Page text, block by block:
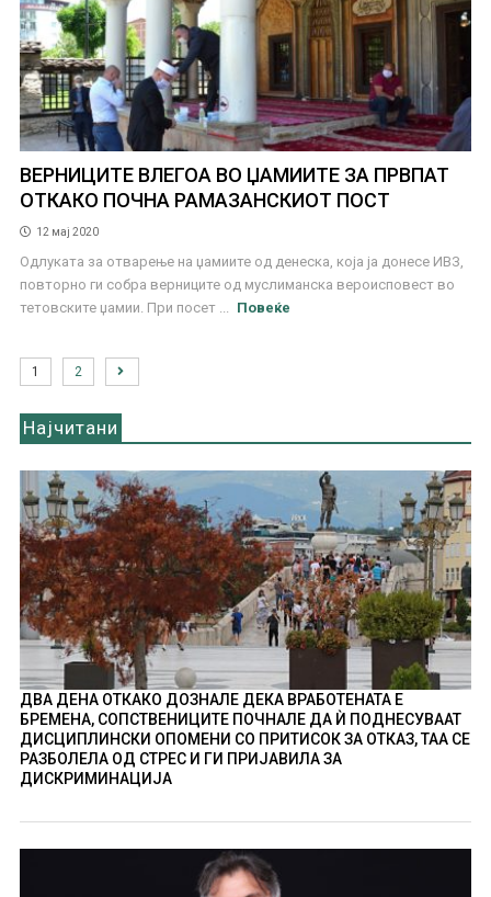
ВЕРНИЦИТЕ ВЛЕГОА ВО ЏАМИИТЕ ЗА ПРВПАТ
ОТКАКО ПОЧНА РАМАЗАНСКИОТ ПОСТ
12 мај 2020
Одлуката за отварење на џамиите од денеска, која ја донесе ИВЗ,
повторно ги собра верниците од муслиманска вероисповест во
тетовските џамии. При посет ...
Повеќе
1 2
Најчитани
ДВА ДЕНА ОТКАКО ДОЗНАЛЕ ДЕКА ВРАБОТЕНАТА Е
БРЕМЕНА, СОПСТВЕНИЦИТЕ ПОЧНАЛЕ ДА Ѝ ПОДНЕСУВААТ
ДИСЦИПЛИНСКИ ОПОМЕНИ СО ПРИТИСОК ЗА ОТКАЗ, ТАА СЕ
РАЗБОЛЕЛА ОД СТРЕС И ГИ ПРИЈАВИЛА ЗА
ДИСКРИМИНАЦИЈА